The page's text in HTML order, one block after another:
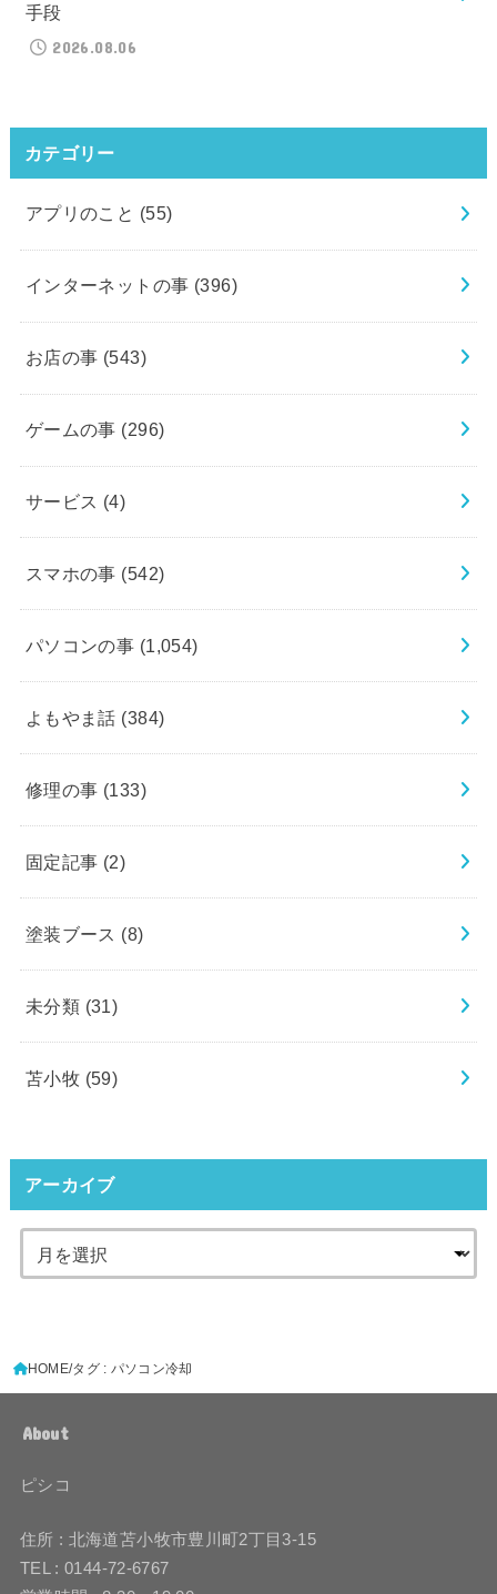
手段
2026.08.06
カテゴリー
アプリのこと (55)
インターネットの事 (396)
お店の事 (543)
ゲームの事 (296)
サービス (4)
スマホの事 (542)
パソコンの事 (1,054)
よもやま話 (384)
修理の事 (133)
固定記事 (2)
塗装ブース (8)
未分類 (31)
苫小牧 (59)
アーカイブ
HOME タグ : パソコン冷却
About
ピシコ
住所 : 北海道苫小牧市豊川町2丁目3-15
TEL : 0144-72-6767